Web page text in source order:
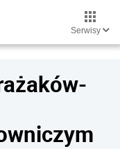
Serwisy